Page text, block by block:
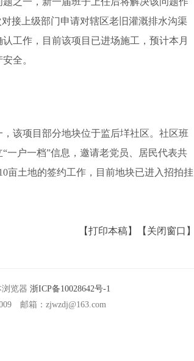
接上级部门申请对辖区老旧灌溉排水沟渠
工作，目前该项目已进场施工，预计本月
全。
该项目部分地块位于监后垟社区。社区班
一户一档”信息，邀请老党员、居民代表共
亩土地的签约工作，目前地块已进入招拍挂
【打印本稿】 【关闭窗口】
浏览器 浙ICP备10028642号-1
邮箱：zjwzdj@163.com